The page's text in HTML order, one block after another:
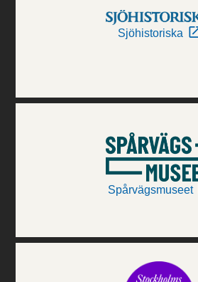
Sjöhistoriska
Spårvägsmuseet